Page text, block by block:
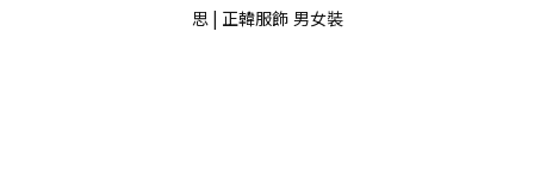
思 | 正韓服飾 男女裝